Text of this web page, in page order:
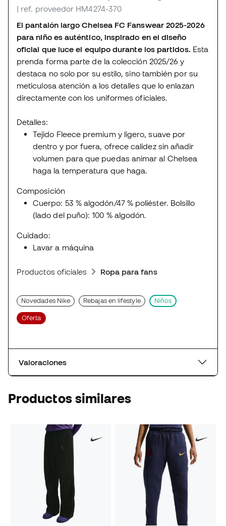
| ref. proveedor HM4274-370
El pantalón largo Chelsea FC Fanswear 2025-2026
para niño es auténtico, inspirado en el diseño
oficial que luce el equipo durante los partidos. Esta
prenda forma parte de la colección 2025/26 y
destaca no solo por su estilo, sino también por su
meticulosa atención a los detalles que lo enlazan
directamente con los uniformes oficiales.
Detalles:
Tejido Fleece premium y ligero, suave por
dentro y por fuera, ofrece calidez sin añadir
volumen para que puedas animar al Chelsea
haga la temperatura que haga.
Composición
Cuerpo: 53 % algodón/47 % poliéster. Bolsillo
(lado del puño): 100 % algodón.
Cuidado:
Lavar a máquina
Productos oficiales Ropa para fans
Novedades Nike Rebajas en lifestyle Niños
Oferta
Valoraciones
Productos similares